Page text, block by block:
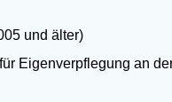
und älter)
an